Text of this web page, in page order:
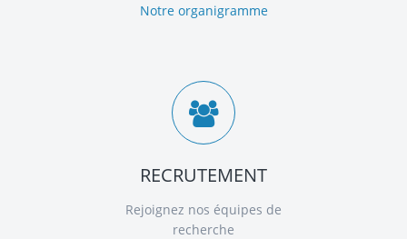
Notre organigramme
RECRUTEMENT
Rejoignez nos équipes de
recherche